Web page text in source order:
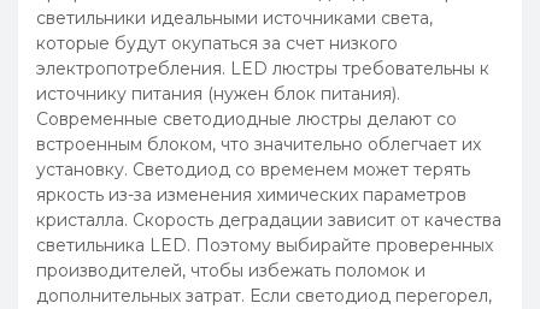
светильники идеальными источниками света,
которые будут окупаться за счет низкого
электропотребления. LED люстры требовательны к
источнику питания (нужен блок питания).
Современные светодиодные люстры делают со
встроенным блоком, что значительно облегчает их
установку. Светодиод со временем может терять
яркость из-за изменения химических параметров
кристалла. Скорость деградации зависит от качества
светильника LED. Поэтому выбирайте проверенных
производителей, чтобы избежать поломок и
дополнительных затрат. Если светодиод перегорел,